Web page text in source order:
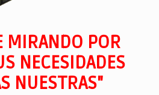
MIRANDO POR
NECESIDADES
NUESTRAS"